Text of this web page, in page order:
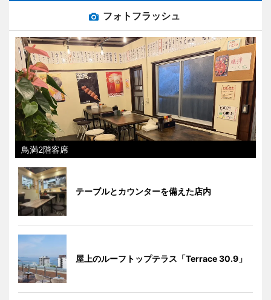
フォトフラッシュ
鳥満2階客席
テーブルとカウンターを備えた店内
屋上のルーフトップテラス「Terrace 30.9」